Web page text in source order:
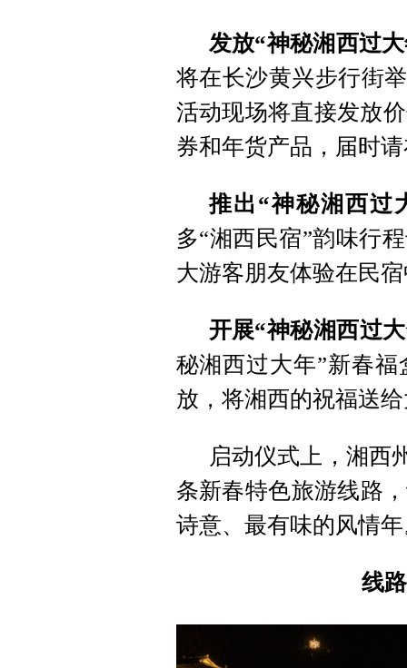
发放“神秘湘西过
将在长沙黄兴步行街
活动现场将直接发放
券和年货产品，届时
推出“神秘湘西过
多“湘西民宿”韵味行
大游客朋友体验在民
开展“神秘湘西过
秘湘西过大年”新春
放，将湘西的祝福送
启动仪式上，湘西
条新春特色旅游线路
诗意、最有味的风情
线